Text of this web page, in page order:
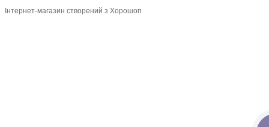
Інтернет-магазин створений з Хорошоп